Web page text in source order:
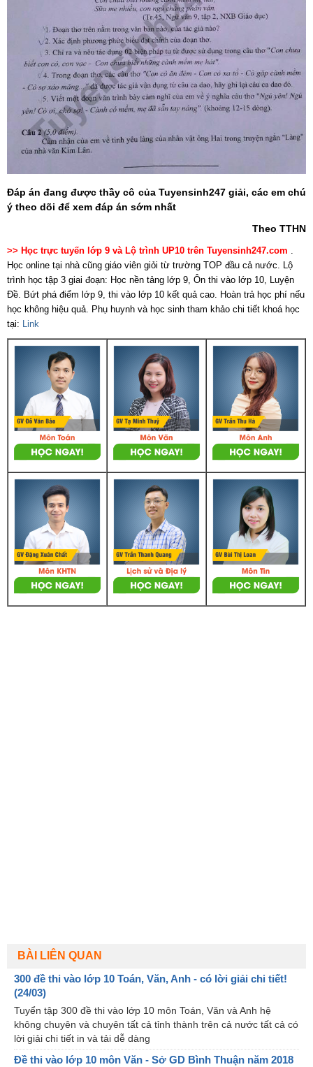
Đáp án đang được thầy cô của Tuyensinh247 giải, các em chú
ý theo dõi để xem đáp án sớm nhất
Theo TTHN
>> Học trực tuyến lớp 9 và Lộ trình UP10 trên Tuyensinh247.com
Học online tại nhà cũng giáo viên giỏi từ trường TOP đầu cả nước. Lộ
trình học tập 3 giai đoạn: Học nền tảng lớp 9, Ôn thi vào lớp 10, Luyện
Đề. Bứt phá điểm lớp 9, thi vào lớp 10 kết quả cao. Hoàn trả học phí nếu
học không hiệu quả. Phụ huynh và học sinh tham khảo chi tiết khoá học
tại: Link
BÀI LIÊN QUAN
300 đề thi vào lớp 10 Toán, Văn, Anh - có lời giải chi tiết!
(24/03)
Tuyển tập 300 đề thi vào lớp 10 môn Toán, Văn và Anh hệ
không chuyên và chuyên tất cả tỉnh thành trên cả nước tất cả có
lời giải chi tiết in và tải dễ dàng
Đề thi vào lớp 10 môn Văn - Sở GD Bình Thuận năm 2018